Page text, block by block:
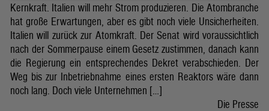
Kernkraft. Italien will mehr Strom produzieren. Die Atombranche
hat große Erwartungen, aber es gibt noch viele Unsicherheiten.
Italien will zurück zur Atomkraft. Der Senat wird voraussichtlich
nach der Sommerpause einem Gesetz zustimmen, danach kann
die Regierung ein entsprechendes Dekret verabschieden. Der
Weg bis zur Inbetriebnahme eines ersten Reaktors wäre dann
noch lang. Doch viele Unternehmen […]
Die Presse